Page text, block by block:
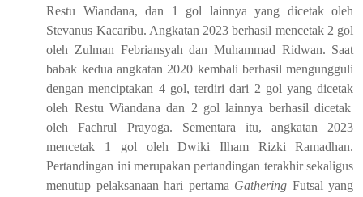
Restu Wiandana,dan 1 gol lainnya yang dicetak oleh
Stevanus Kacaribu. Angkatan 2023 berhasil mencetak 2 gol
oleh Zulman Febriansyah dan Muhammad Ridwan. Saat
babak kedua angkatan 2020 kembali berhasil mengungguli
dengan menciptakan 4 gol, terdiri dari 2 gol yang dicetak
oleh Restu Wiandana dan 2 gol lainnya berhasil dicetak
olehFachrul Prayoga. Sementara itu,angkatan 2023
mencetak 1 gol olehDwiki Ilham Rizki Ramadhan.
Pertandingan ini merupakan pertandingan terakhirsekaligus
menutup pelaksanaan hari pertama Gathering Futsal yang